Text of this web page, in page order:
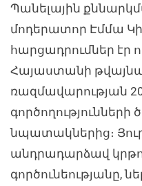
Պանելային
մոդերատոր Էմմա
հարցադրումներ էր
Հայաստանի
ռազմավարության
գործողությունների
նպատակներից։
անդրադարձավ
գործունեությանը,